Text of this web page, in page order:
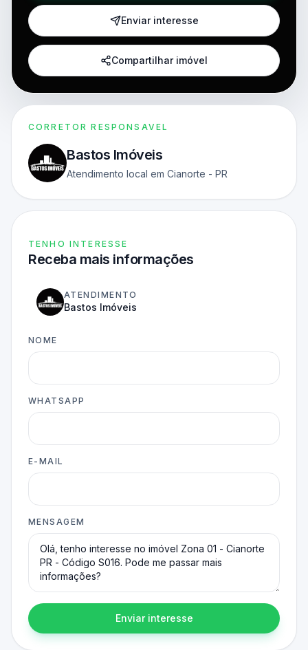
Enviar interesse
Compartilhar imóvel
CORRETOR RESPONSAVEL
Bastos Imóveis
Atendimento local em Cianorte - PR
TENHO INTERESSE
Receba mais informações
ATENDIMENTO
Bastos Imóveis
NOME
WHATSAPP
E-MAIL
MENSAGEM
Enviar interesse